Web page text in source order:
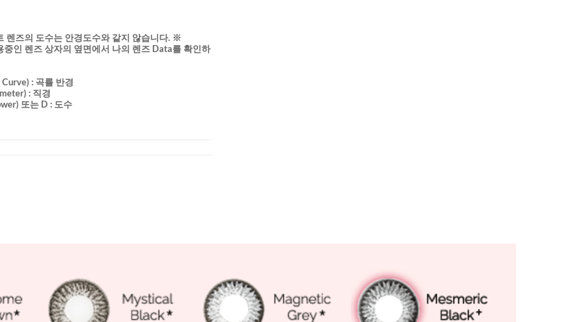
렌즈의 도수는 안경도수와 같지 않습니다. ※
중인 렌즈 상자의 옆면에서 나의 렌즈 Data를 확인하
Curve): 곡률 반경
: 직경
또는 D : 도수